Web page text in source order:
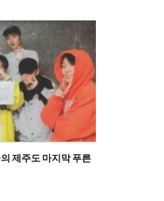
제주도 마지막 푸른